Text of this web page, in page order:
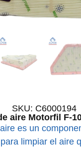
SKU: C6000194
aire Motorfil F-
es un
limpiar el aire